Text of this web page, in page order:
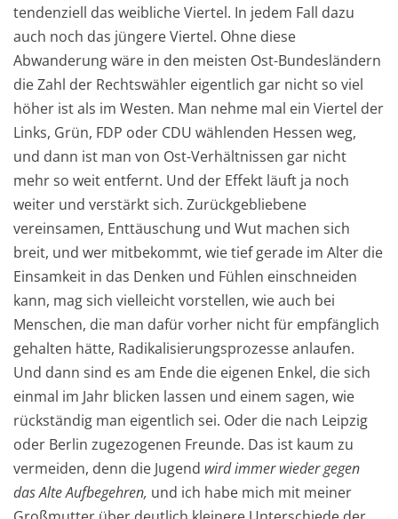
tendenziell das weibliche Viertel. In jedem Fall dazu
auch noch das jüngere Viertel. Ohne diese
Abwanderung wäre in den meisten Ost-Bundesländern
die Zahl der Rechtswähler eigentlich gar nicht so viel
höher ist als im Westen. Man nehme mal ein Viertel der
Links, Grün, FDP oder CDU wählenden Hessen weg,
und dann ist man von Ost-Verhältnissen gar nicht
mehr so weit entfernt. Und der Effekt läuft ja noch
weiter und verstärkt sich. Zurückgebliebene
vereinsamen, Enttäuschung und Wut machen sich
breit, und wer mitbekommt, wie tief gerade im Alter die
Einsamkeit in das Denken und Fühlen einschneiden
kann, mag sich vielleicht vorstellen, wie auch bei
Menschen, die man dafür vorher nicht für empfänglich
gehalten hätte, Radikalisierungsprozesse anlaufen.
Und dann sind es am Ende die eigenen Enkel, die sich
einmal im Jahr blicken lassen und einem sagen, wie
rückständig man eigentlich sei. Oder die nach Leipzig
oder Berlin zugezogenen Freunde. Das ist kaum zu
vermeiden, denn die Jugend wird immer wieder gegen
das Alte Aufbegehren, und ich habe mich mit meiner